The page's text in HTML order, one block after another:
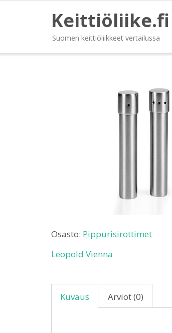
Keittiöliike.fi
Suomen keittiöliikkeet vertailussa
Osasto: Pippurisirottimet
Leopold Vienna
Kuvaus Arviot (0)